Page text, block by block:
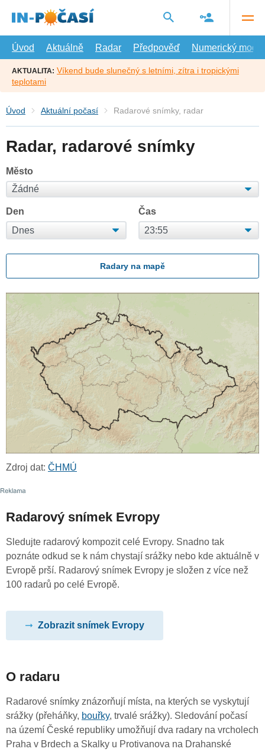
hlavní
Úvod
Aktuálně Radar Předpověď Numerický model
AKTUALITA: Víkend bude slunečný s letními, zítra i tropickými
teplotami
Úvod Aktuální počasí Radarové snímky, radar
Radar, radarové snímky
Město
Den Čas
Radary na mapě
Zdroj dat: ČHMÚ
Radarový snímek Evropy
Sledujte radarový kompozit celé Evropy. Snadno tak
poznáte odkud se k nám chystají srážky nebo kde aktuálně v
Evropě prší. Radarový snímek Evropy je složen z více než
100 radarů po celé Evropě.
Zobrazit snímek Evropy
O radaru
Radarové snímky znázorňují místa, na kterých se vyskytují
srážky (přeháňky, bouřky, trvalé srážky). Sledování počasí
na území České republiky umožňují dva radary na vrcholech
Praha v Brdech a Skalky u Protivanova na Drahanské